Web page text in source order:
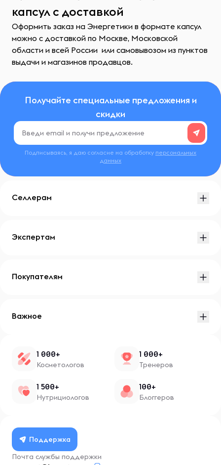
капсул с доставкой
Оформить заказ на Энергетики в формате капсул
можно с доставкой по Москве, Московской
области и всей России или самовывозом из пунктов
выдачи и магазинов продавцов.
Получайте специальные предложения и
скидки
Подписываясь, я даю согласие на обработку персональных
данных
Селлерам
Экспертам
Покупателям
Важное
1 000+
Косметологов
1 000+
Тренеров
1 500+
Нутрициологов
100+
Блоггеров
Поддержка
Почта службы поддержки